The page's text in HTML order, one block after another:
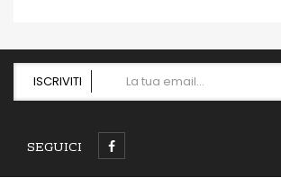
ISCRIVITI
SEGUICI